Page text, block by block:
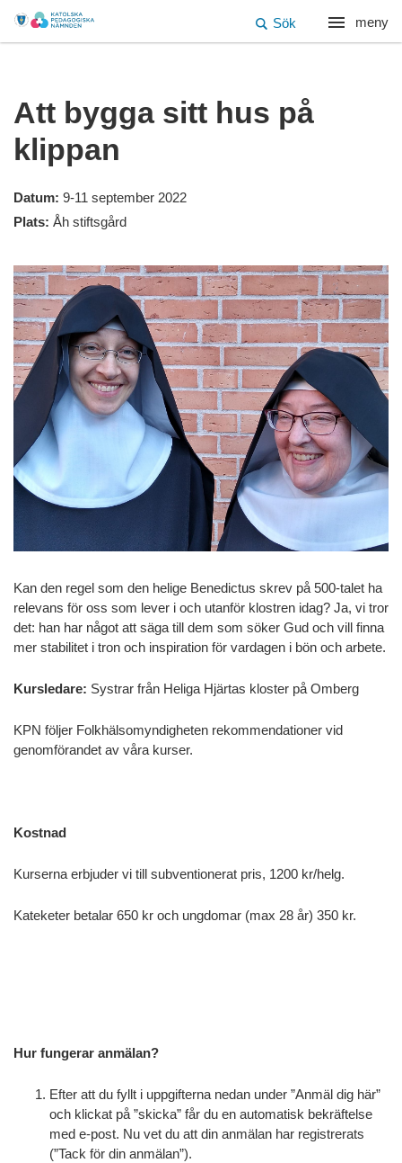
meny
Sök
Att bygga sitt hus på
klippan
Datum: 9-11 september 2022
Plats: Åh stiftsgård
Kan den regel som den helige Benedictus skrev på 500-talet ha
relevans för oss som lever i och utanför klostren idag? Ja, vi tror
det: han har något att säga till dem som söker Gud och vill finna
mer stabilitet i tron och inspiration för vardagen i bön och arbete.
Kursledare: Systrar från Heliga Hjärtas kloster på Omberg
KPN följer Folkhälsomyndigheten rekommendationer vid
genomförandet av våra kurser.
Kostnad
Kurserna erbjuder vi till subventionerat pris, 1200 kr/helg.
Kateketer betalar 650 kr och ungdomar (max 28 år) 350 kr.
Hur fungerar anmälan?
Efter att du fyllt i uppgifterna nedan under ”Anmäl dig här”
och klickat på ”skicka” får du en automatisk bekräftelse
med e-post. Nu vet du att din anmälan har registrerats
(”Tack för din anmälan”).